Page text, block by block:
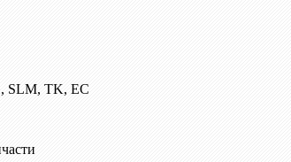
SLM, TK, EC